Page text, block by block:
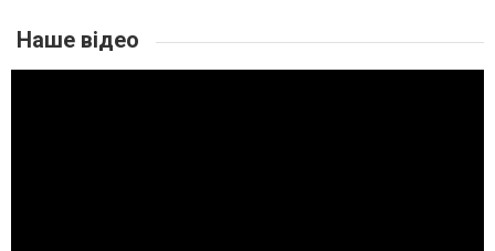
Наше відео